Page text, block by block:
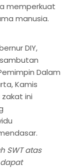
memperkuat
manusia.
DIY,
Dalam
Kamis
ini
SWT atas